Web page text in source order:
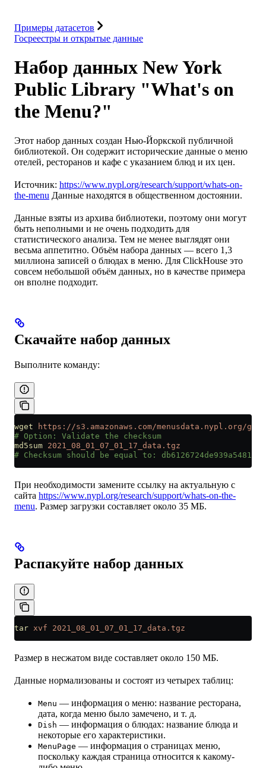
Примеры датасетов
Госреестры и открытые данные
Набор данных New York
Public Library "What's on
the Menu?"
Этот набор данных создан Нью-Йоркской публичной
библиотекой. Он содержит исторические данные о меню
отелей, ресторанов и кафе с указанием блюд и их цен.
Источник: https://www.nypl.org/research/support/whats-on-
the-menu Данные находятся в общественном достоянии.
Данные взяты из архива библиотеки, поэтому они могут
быть неполными и не очень подходить для
статистического анализа. Тем не менее выглядят они
весьма аппетитно. Объём набора данных — всего 1,3
миллиона записей о блюдах в меню. Для ClickHouse это
совсем небольшой объём данных, но в качестве примера
он вполне подходит.
Скачайте набор данных
Выполните команду:
wget https://s3.amazonaws.com/menusdata.nypl.org/
# Option: Validate the checksum
md5sum 2021_08_01_07_01_17_data.tgz
# Checksum should be equal to:
При необходимости замените ссылку на актуальную с
сайта https://www.nypl.org/research/support/whats-on-the-
menu. Размер загрузки составляет около 35 МБ.
Распакуйте набор данных
tar xvf 2021_08_01_07_01_17_data.tgz
Размер в несжатом виде составляет около 150 МБ.
Данные нормализованы и состоят из четырех таблиц:
Menu — информация о меню: название ресторана,
дата, когда меню было замечено, и т. д.
Dish — информация о блюдах: название блюда и
некоторые его характеристики.
MenuPage — информация о страницах меню,
поскольку каждая страница относится к какому-